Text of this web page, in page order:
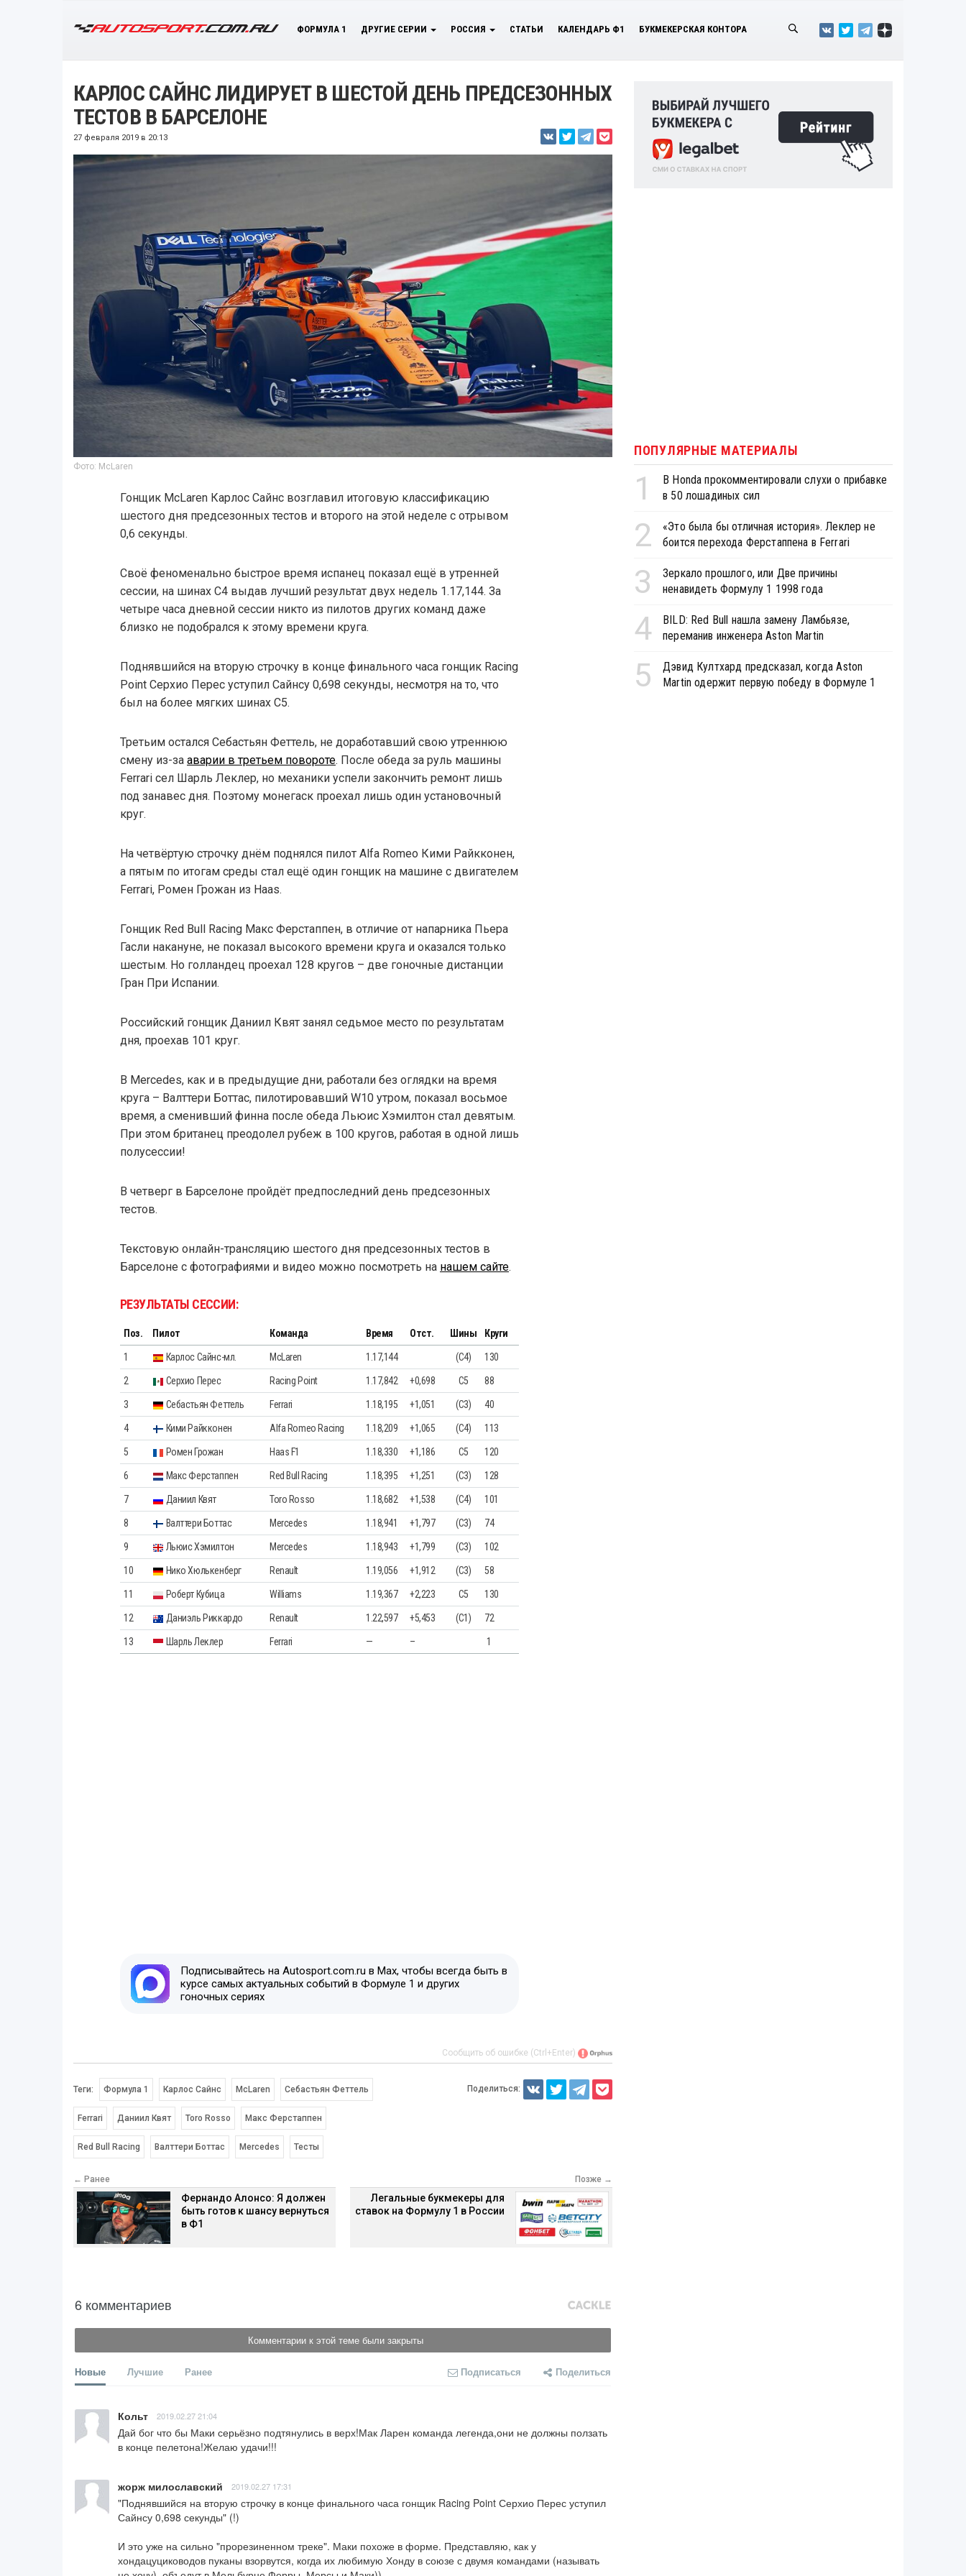
ФОРМУЛА 1 ДРУГИЕ СЕРИИ РОССИЯ СТАТЬИ КАЛЕНДАРЬ Ф1 БУКМЕКЕРСКАЯ КОНТОРА
КАРЛОС САЙНС ЛИДИРУЕТ В ШЕСТОЙ ДЕНЬ ПРЕДСЕЗОННЫХ
ТЕСТОВ В БАРСЕЛОНЕ
27 февраля 2019 в 20:13
Фото: McLaren
Гонщик McLaren Карлос Сайнс возглавил итоговую классификацию
шестого дня предсезонных тестов и второго на этой неделе с отрывом
0,6 секунды.
Своё феноменально быстрое время испанец показал ещё в утренней
сессии, на шинах C4 выдав лучший результат двух недель 1.17,144. За
четыре часа дневной сессии никто из пилотов других команд даже
близко не подобрался к этому времени круга.
Поднявшийся на вторую строчку в конце финального часа гонщик Racing
Point Серхио Перес уступил Сайнсу 0,698 секунды, несмотря на то, что
был на более мягких шинах С5.
Третьим остался Себастьян Феттель, не доработавший свою утреннюю
смену из-за аварии в третьем повороте. После обеда за руль машины
Ferrari сел Шарль Леклер, но механики успели закончить ремонт лишь
под занавес дня. Поэтому монегаск проехал лишь один установочный
круг.
На четвёртую строчку днём поднялся пилот Alfa Romeo Кими Райкконен,
а пятым по итогам среды стал ещё один гонщик на машине с двигателем
Ferrari, Ромен Грожан из Haas.
Гонщик Red Bull Racing Макс Ферстаппен, в отличие от напарника Пьера
Гасли накануне, не показал высокого времени круга и оказался только
шестым. Но голландец проехал 128 кругов – две гоночные дистанции
Гран При Испании.
Российский гонщик Даниил Квят занял седьмое место по результатам
дня, проехав 101 круг.
В Mercedes, как и в предыдущие дни, работали без оглядки на время
круга – Валттери Боттас, пилотировавший W10 утром, показал восьмое
время, а сменивший финна после обеда Льюис Хэмилтон стал девятым.
При этом британец преодолел рубеж в 100 кругов, работая в одной лишь
полусессии!
В четверг в Барселоне пройдёт предпоследний день предсезонных
тестов.
Текстовую онлайн-трансляцию шестого дня предсезонных тестов в
Барселоне с фотографиями и видео можно посмотреть на нашем сайте.
РЕЗУЛЬТАТЫ СЕССИИ:
Поз. Пилот Команда Время Отст. Шины Круги
1 Карлос Сайнс-мл. McLaren 1.17,144 (C4) 130
2 Серхио Перес Racing Point 1.17,842 +0,698 C5 88
3 Себастьян Феттель Ferrari 1.18,195 +1,051 (C3) 40
4 Кими Райкконен Alfa Romeo Racing 1.18,209 +1,065 (C4) 113
5 Ромен Грожан Haas F1 1.18,330 +1,186 C5 120
6 Макс Ферстаппен Red Bull Racing 1.18,395 +1,251 (C3) 128
7 Даниил Квят Toro Rosso 1.18,682 +1,538 (C4) 101
8 Валттери Боттас Mercedes 1.18,941 +1,797 (C3) 74
9 Льюис Хэмилтон Mercedes 1.18,943 +1,799 (C3) 102
10 Нико Хюлькенберг Renault 1.19,056 +1,912 (C3) 58
11 Роберт Кубица Williams 1.19,367 +2,223 C5 130
12 Даниэль Риккардо Renault 1.22,597 +5,453 (C1) 72
13 Шарль Леклер Ferrari — – 1
Подписывайтесь на Autosport.com.ru в Max, чтобы всегда быть в
курсе самых актуальных событий в Формуле 1 и других
гоночных сериях
Сообщить об ошибке (Ctrl+Enter)
Теги: Формула 1 Карлос Сайнс McLaren Себастьян Феттель
Ferrari Даниил Квят Toro Rosso Макс Ферстаппен
Red Bull Racing Валттери Боттас Mercedes Тесты
Поделиться:
← Ранее
Фернандо Алонсо: Я должен
быть готов к шансу вернуться
в Ф1
Позже →
Легальные букмекеры для
ставок на Формулу 1 в России
6 комментариев
Комментарии к этой теме были закрыты
Новые Лучшие Ранее Подписаться Поделиться
Кольт 2019.02.27 21:04
Дай бог что бы Маки серьёзно подтянулись в верх!Мак Ларен команда легенда,они не должны ползать
в конце пелетона!Желаю удачи!!!
жорж милославский 2019.02.27 17:31
"Поднявшийся на вторую строчку в конце финального часа гонщик Racing Point Серхио Перес уступил
Сайнсу 0,698 секунды" (!)
И это уже на сильно "прорезиненном треке". Маки похоже в форме. Представляю, как у
хондацуциководов пуканы взорвутся, когда их любимую Хонду в союзе с двумя командами (называть
ПОПУЛЯРНЫЕ МАТЕРИАЛЫ
1
В Honda прокомментировали слухи о прибавке
в 50 лошадиных сил
2
«Это была бы отличная история». Леклер не
боится перехода Ферстаппена в Ferrari
3
Зеркало прошлого, или Две причины
ненавидеть Формулу 1 1998 года
4
BILD: Red Bull нашла замену Ламбьязе,
переманив инженера Aston Martin
5
Дэвид Култхард предсказал, когда Aston
Martin одержит первую победу в Формуле 1